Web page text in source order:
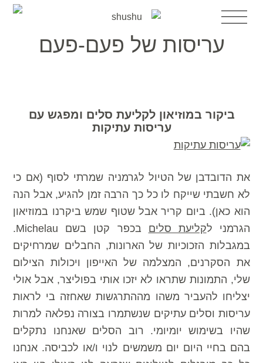
דלג
לניווט
לדלג
לתוכן
תפריט
השכרת עריסה
עגלות בובה
הבלוג
צרי קשר
עריסות של פעם-פעם
ביקור במוזיאון לקליעת סלים ומפגש עם
עריסות עתיקות
את הדובדבן של הטיול לגרמניה שמרתי לסוף (אם כי
לא חשבתי שייקח לו כל כך הרבה זמן להגיע, אבל הנה
הוא כאן). ביום קריר אבל שטוף שמש ביקרנו במוזיאון
הגרמני לקליעת סלים
בכפר קטן בשם Michelau.
במגבלות הזכוכיות של הארונות, החבלים שמרחיקים
את הסקרנים, המצלמה של האייפון ויכולות הצילום
שלי, התמונות שתראו לא יזכו אותי בפוליצר, אבל אולי
יצליחו להעביר משהו מההתרגשות שאחזה בי לראות
עריסות וסלים עתיקים שנשתמרו בצורה נפלאה למרות
שהיו בשימוש יומיומי. רוב הסלים שאנחנו נתקלים
בהם בחיי היום יום משמשים לנוי ו/או לכביסה. אנחנו